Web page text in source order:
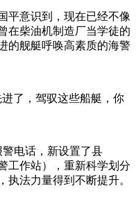
平意识到，现在已经不像
在柴油机制造厂当学徒的
的舰艇呼唤高素质的海警
了，驾驭这些船艇，你
电话，新设置了县
工作站），重新科学划分
执法力量得到不断提升。